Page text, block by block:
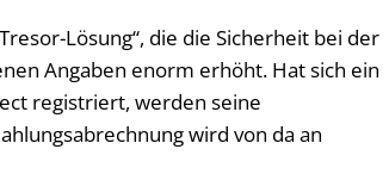
Lösung“, die die Sicherheit bei der
Angaben enorm erhöht. Hat sich ein
registriert, werden seine
wird von da an